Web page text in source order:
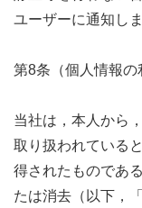
ユーザーに通知しま
第8条（個人情報の
当社は，本人から
取り扱われている
得されたものであ
たは消去（以下，